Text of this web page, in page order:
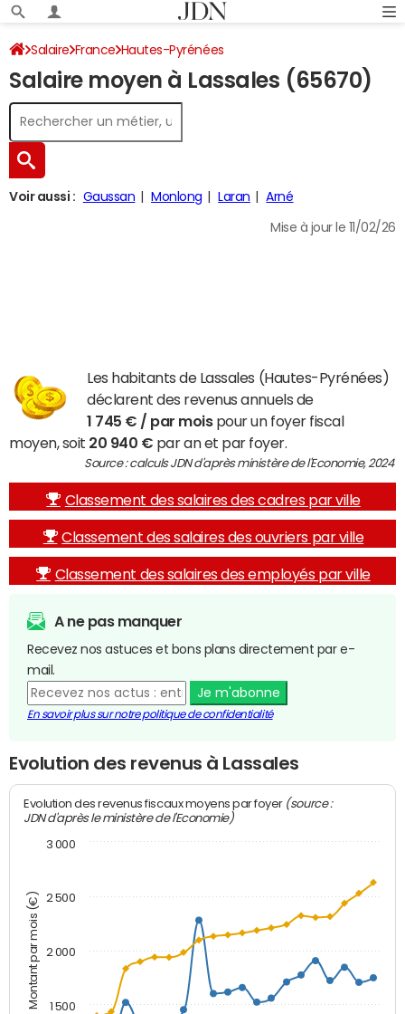
Salaire France Hautes-Pyrénées
Salaire moyen à Lassales (65670)
Voir aussi : Gaussan Monlong Laran Arné
Mise à jour le 11/02/26
Les habitants de Lassales (Hautes-Pyrénées)
déclarent des revenus annuels de
1 745 € / par moispour un foyer fiscal
moyen, soit 20 940 € par an et par foyer.
Source : calculs JDN d'après ministère de l'Economie, 2024
Classement des salaires des cadres par ville
Classement des salaires des ouvriers par ville
Classement des salaires des employés par ville
A ne pas manquer
Recevez nos astuces et bons plans directement par e-
mail.
Je m'abonne
En savoir plus sur notre politique de confidentialité
Evolution des revenus à Lassales
Montant par mois (€)
Evolution des revenus fiscaux moyens par foyer (source :
JDN d'après le ministère de l'Economie)
1 500
2 000
2 500
3 000